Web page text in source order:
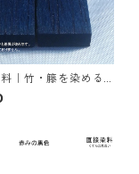
｜竹・籐を染める
塩基性ブラック（黒